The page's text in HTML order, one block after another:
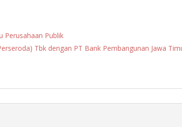
Perusahaan Publik
Tbk dengan PT Bank Pembangunan Jawa